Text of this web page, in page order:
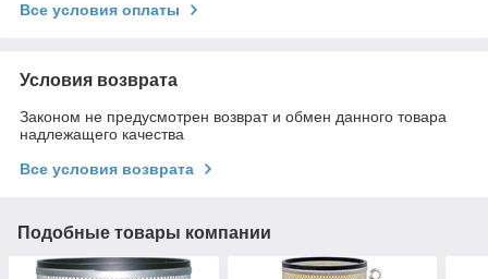
Все условия оплаты
Условия возврата
Законом не предусмотрен возврат и обмен данного товара
надлежащего качества
Все условия возврата
Подобные товары компании